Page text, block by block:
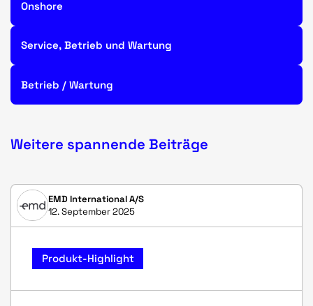
Onshore
Service, Betrieb und Wartung
Betrieb / Wartung
Weitere spannende Beiträge
EMD International A/S
12. September 2025
Produkt-Highlight